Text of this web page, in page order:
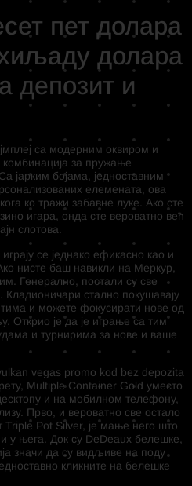
пет долара
долара
депозит и
са модерним оквиром и
за пружање
јарким бојама, једноставним
елемената, ова
ко тражи забавне луке. Ако сте
игара, онда сте вероватно већ
слотова.
се једнако ефикасно као и
нисте баш навикли на Меркур,
Генерално, постали су све
Кладионичари стално покушавају
и можете фокусирати нове од
Открио је да је играње са тим
и турнирима за нове и ваше
Multiple Container Gold уместо
и на мобилном телефону,
Прво, и вероватно све остало
Triple Pot Silver, је мање него што
у њега. Док су DeDeaux белешке,
значи да су видљиве на поду
кликните на белешке